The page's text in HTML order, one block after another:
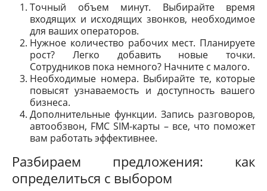
Точный объем минут. Выбирайте время
входящих и исходящих звонков, необходимое
для ваших операторов.
Нужное количество рабочих мест. Планируете
рост? Легко добавить новые точки.
Сотрудников пока немного? Начните с малого.
Необходимые номера. Выбирайте те, которые
повысят узнаваемость и доступность вашего
бизнеса.
Дополнительные функции. Запись разговоров,
автообзвон, FMC SIM-карты – все, что поможет
вам работать эффективнее.
Разбираем предложения: как
определиться с выбором